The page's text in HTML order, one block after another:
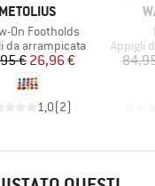
MARCHIO
METOLIUS
On Footholds
di prodotti
da arrampicata
Prezzo
€Prezzo ridotto
26,96 €
1,0(2)
Gruppo
Appigli